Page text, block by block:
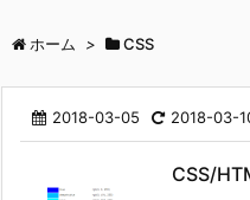
ホーム > CSS
2018-03-05 2018-03-
CSS/